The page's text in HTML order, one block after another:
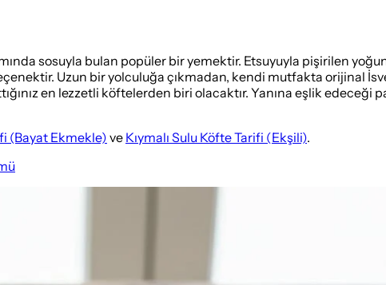
sosuyla bulan popüler bir yemektir. Etsuyuyla pişirilen
Uzun bir yolculuğa çıkmadan, kendi mutfakta orijinal
en lezzetli köftelerden biri olacaktır. Yanına eşlik edeceği
(Bayat Ekmekle)ve Kıymalı Sulu Köfte Tarifi (Ekşili).